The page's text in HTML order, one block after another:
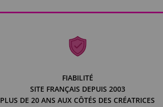
FIABILITÉ
SITE FRANÇAIS DEPUIS 2003
PLUS DE 20 ANS AUX CÔTÉS DES CRÉATRICES